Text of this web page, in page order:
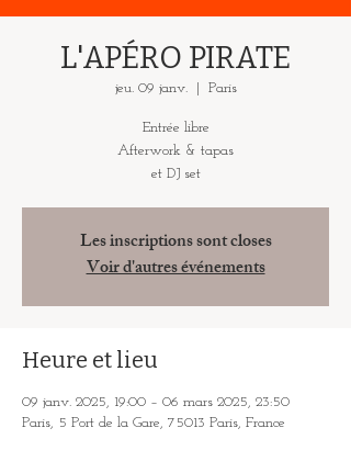
L'APÉRO PIRATE
jeu. 09 janv.
  |
Paris
Entrée libre
Afterwork & tapas
et DJ set
Les inscriptions sont closes
Voir d'autres événements
Heure et lieu
09 janv. 2025, 19:00 – 06 mars 2025, 23:50
Paris, 5 Port de la Gare, 75013 Paris, France